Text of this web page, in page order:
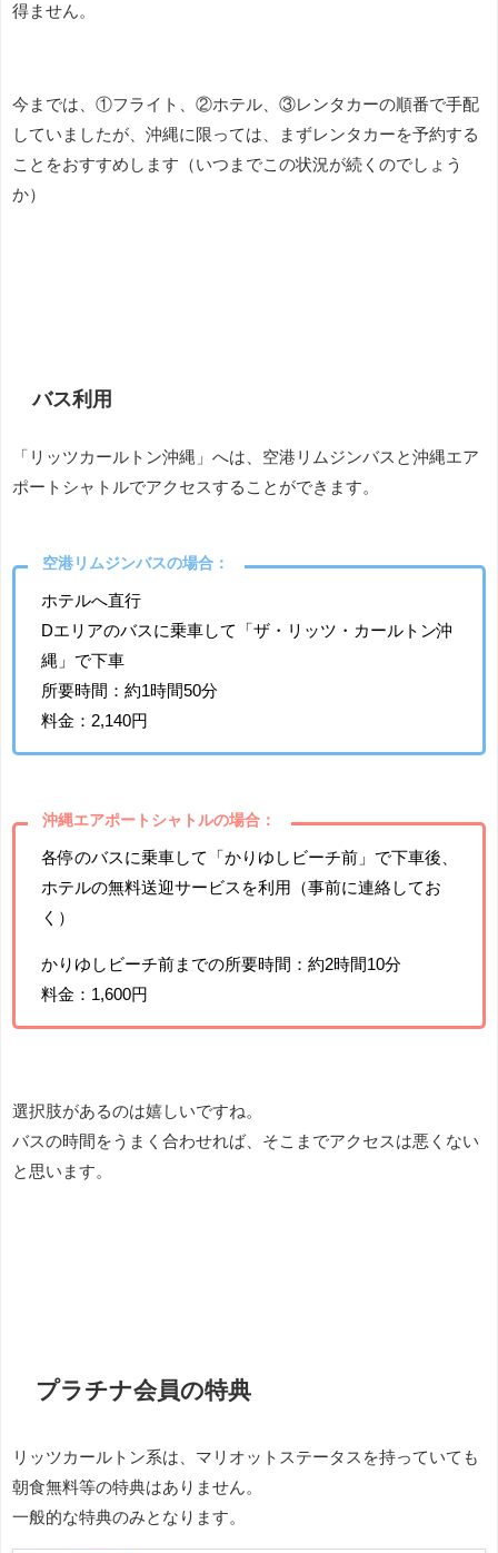
得ません。
今までは、①フライト、②ホテル、③レンタカーの順番で手配
していましたが、沖縄に限っては、まずレンタカーを予約する
ことをおすすめします（いつまでこの状況が続くのでしょう
か）
バス利用
「リッツカールトン沖縄」へは、空港リムジンバスと沖縄エア
ポートシャトルでアクセスすることができます。
空港リムジンバスの場合：
ホテルへ直行
Dエリアのバスに乗車して「ザ・リッツ・カールトン沖
縄」で下車
所要時間：約1時間50分
料金：2,140円
沖縄エアポートシャトルの場合：
各停のバスに乗車して「かりゆしビーチ前」で下車後、
ホテルの無料送迎サービスを利用（事前に連絡してお
く）
かりゆしビーチ前までの所要時間：約2時間10分
料金：1,600円
選択肢があるのは嬉しいですね。
バスの時間をうまく合わせれば、そこまでアクセスは悪くない
と思います。
プラチナ会員の特典
リッツカールトン系は、マリオットステータスを持っていても
朝食無料等の特典はありません。
一般的な特典のみとなります。